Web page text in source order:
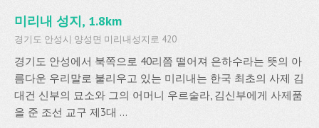
미리내 성지, 1.8km
경기도 안성시 양성면 미리내성지로 420
경기도 안성에서 북쪽으로 40리쯤 떨어져 은하수라는 뜻의 아
름다운 우리말로 불리우고 있는 미리내는 한국 최초의 사제 김
대건 신부의 묘소와 그의 어머니 우르술라, 김신부에게 사제품
을 준 조선 교구 제3대 ...